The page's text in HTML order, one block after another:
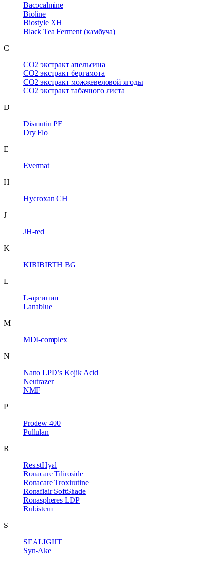
Bacocalmine
Bioline
Biostyle XH
Black Tea Ferment (камбуча)
C
CO2 экстракт апельсина
CO2 экстракт бергамота
CO2 экстракт можжевеловой ягоды
CO2 экстракт табачного листа
D
Dismutin PF
Dry Flo
E
Evermat
H
Hydroxan CH
J
JH-red
K
KIRIBIRTH BG
L
L-аргинин
Lanablue
M
MDI-complex
N
Nano LPD’s Kojik Acid
Neutrazen
NMF
P
Prodew 400
Pullulan
R
ResistHyal
Ronacare Tiliroside
Ronacare Troxirutine
Ronaflair SoftShade
Ronaspheres LDP
Rubistem
S
SEALIGHT
Syn-Ake